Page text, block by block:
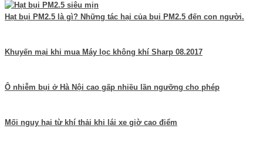
Hạt bụi PM2.5 là gì? Những tác hại của bụi PM2.5 đến con người.
Khuyến mại khi mua Máy lọc không khí Sharp 08.2017
Ô nhiễm bụi ở Hà Nội cao gấp nhiều lần ngưỡng cho phép
Mối nguy hại từ khí thải khi lái xe giờ cao điểm